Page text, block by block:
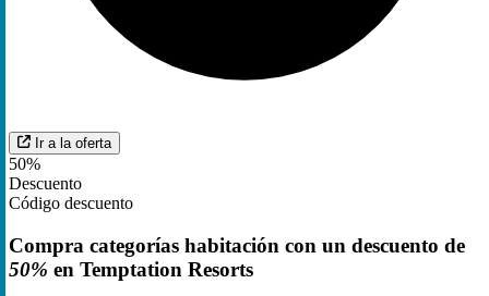
Ir a la oferta
50%
Descuento
Código descuento
Compra categorías habitación con un descuento de
50% en Temptation Resorts